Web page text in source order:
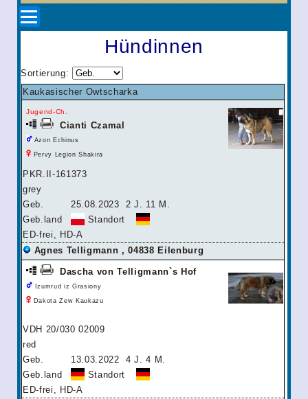
Hündinnen
Sortierung:
Kaukasischer Owtscharka
Jugend-Ch.
Cianti Czamal
Azon Echinus
Pervy Legion Shakira
PKR.II-161373
grey
Geb.
25.08.2023
2 J. 11 M.
Geb.land
Standort
ED-frei, HD-A
Agnes Telligmann , 04838 Eilenburg
Dascha von Telligmann`s Hof
Izumrud iz Grasiony
Dakota Zew Kaukazu
VDH 20/030 02009
red
Geb.
13.03.2022
4 J. 4 M.
Geb.land
Standort
ED-frei, HD-A